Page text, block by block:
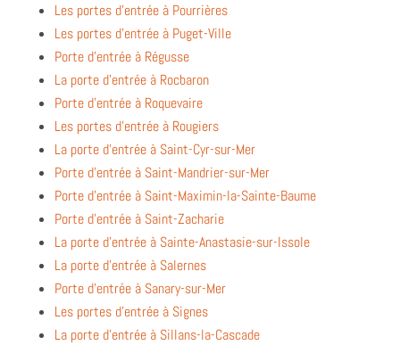
Les portes d’entrée à Pourrières
Les portes d’entrée à Puget-Ville
Porte d’entrée à Régusse
La porte d’entrée à Rocbaron
Porte d’entrée à Roquevaire
Les portes d’entrée à Rougiers
La porte d’entrée à Saint-Cyr-sur-Mer
Porte d’entrée à Saint-Mandrier-sur-Mer
Porte d’entrée à Saint-Maximin-la-Sainte-Baume
Porte d’entrée à Saint-Zacharie
La porte d’entrée à Sainte-Anastasie-sur-Issole
La porte d’entrée à Salernes
Porte d’entrée à Sanary-sur-Mer
Les portes d’entrée à Signes
La porte d’entrée à Sillans-la-Cascade